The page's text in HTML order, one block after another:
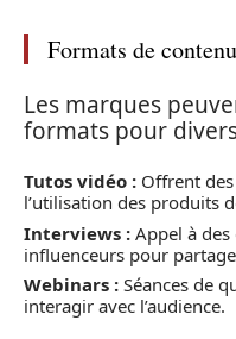
Formats de
Les marques
formats pour
Tutos vidéo : Offrent
l’utilisation des produits
Interviews : Appel à
influenceurs pour
Webinars : Séances de
interagir avec l’audience.